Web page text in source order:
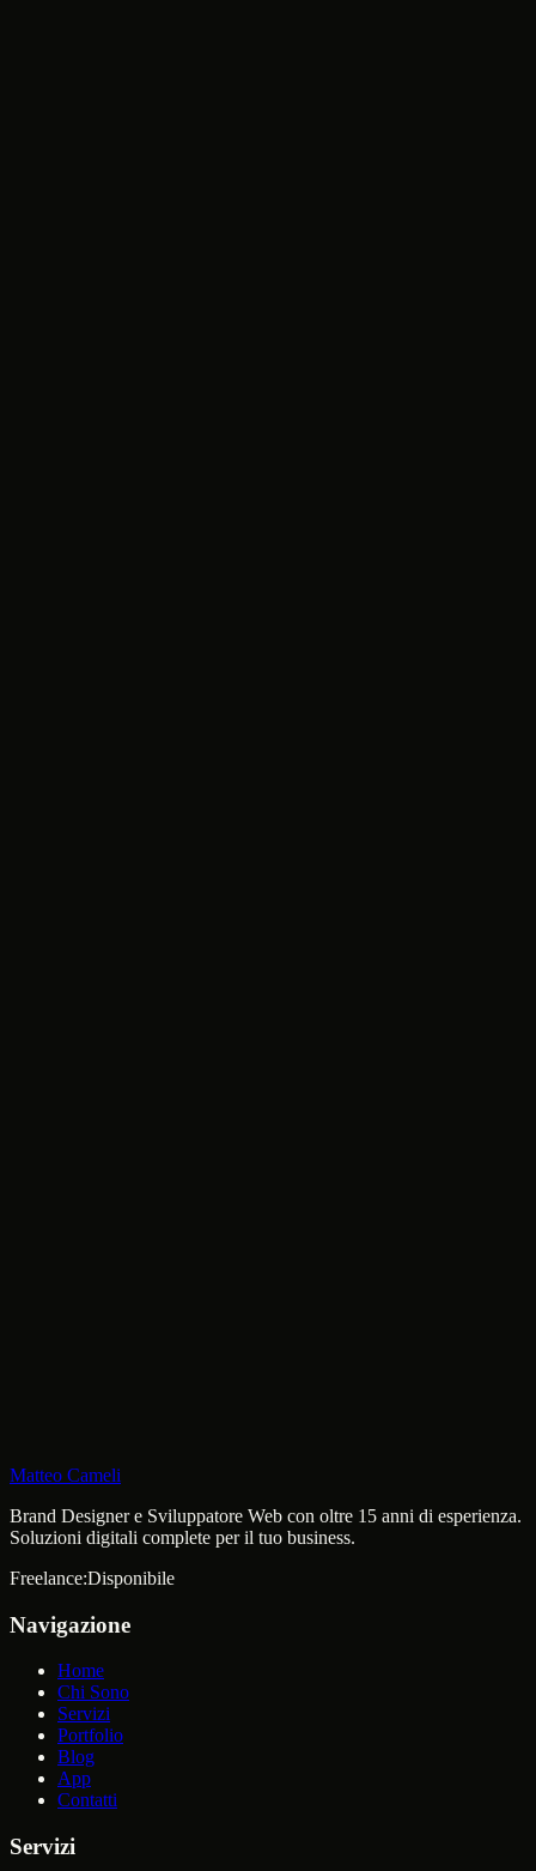
Matteo Cameli
Brand Designer e Sviluppatore Web con oltre 15 anni di esperienza.
Soluzioni digitali complete per il tuo business.
Freelance:Disponibile
Navigazione
Home
Chi Sono
Servizi
Portfolio
Blog
App
Contatti
Servizi